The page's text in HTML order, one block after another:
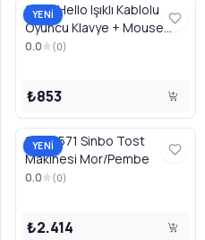
YENİ
2573 Hello Işıklı Kablolu
Oyuncu Klavye + Mouse
Combo Set
0.0 (0)
₺853
YENİ
SSM2571 Sinbo Tost
Makinesi Mor/Pembe
0.0 (0)
₺2.414